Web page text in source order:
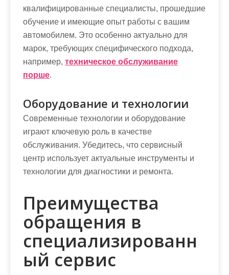
квалифицированные специалисты, прошедшие
обучение и имеющие опыт работы с вашим
автомобилем. Это особенно актуально для
марок, требующих специфического подхода,
например, техническое обслуживание
порше.
Оборудование и технологии
Современные технологии и оборудование
играют ключевую роль в качестве
обслуживания. Убедитесь, что сервисный
центр использует актуальные инструменты и
технологии для диагностики и ремонта.
Преимущества
обращения в
специализированн
ый сервис